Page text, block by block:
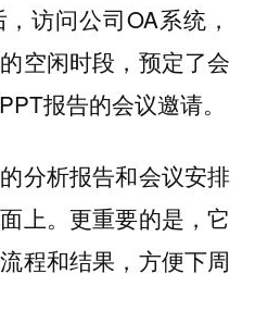
访问公司OA系统，
空闲时段，预定了会
报告的会议邀请。
分析报告和会议安排
上。更重要的是，它
程和结果，方便下周